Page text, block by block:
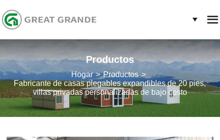
Productos
Hogar
Productos
Fabricante de casas plegables expandibles de 20 pies,
villas privadas personalizadas de bajo costo